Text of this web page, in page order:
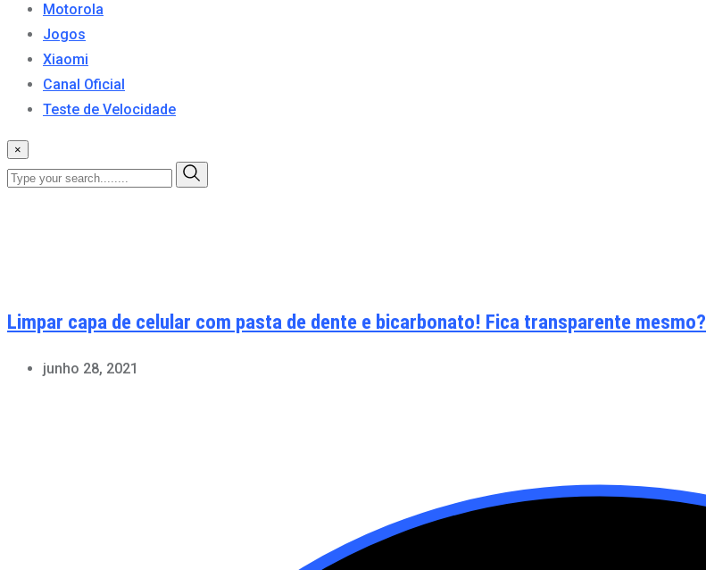
Motorola
Jogos
Xiaomi
Canal Oficial
Teste de Velocidade
×
Limpar capa de celular com pasta de dente e bicarbonato! Fica transparente mesmo?
junho 28, 2021